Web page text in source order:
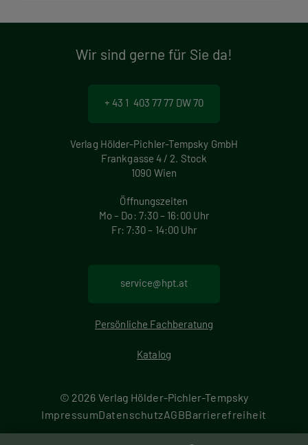
Wir sind gerne für Sie da!
+ 43 1 403 77 77 DW 70
Verlag Hölder-Pichler-Tempsky GmbH
Frankgasse 4 / 2. Stock
1090 Wien
Öffnungszeiten
Mo – Do: 7:30 – 16:00 Uhr
Fr: 7:30 – 14:00 Uhr
service@hpt.at
Persönliche Fachberatung
Katalog
© 2026 Verlag Hölder-Pichler-Tempsky
F
ImpressumDatenschutzAGBBarrierefreiheit